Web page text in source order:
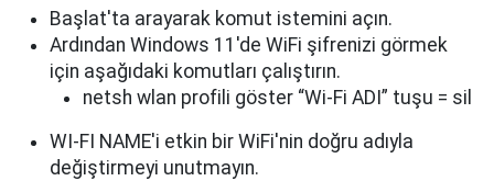
Başlat'ta arayarak komut istemini açın.
Ardından Windows 11'de WiFi şifrenizi görmek
için aşağıdaki komutları çalıştırın.
netsh wlan profili göster “Wi-Fi ADI” tuşu = sil
WI-FI NAME'i etkin bir WiFi'nin doğru adıyla
değiştirmeyi unutmayın.